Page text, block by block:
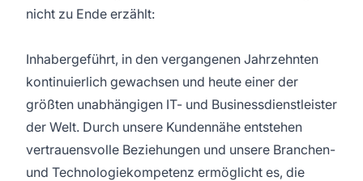
nicht zu Ende erzählt:
Inhabergeführt, in den vergangenen Jahrzehnten
kontinuierlich gewachsen und heute einer der
größten unabhängigen IT- und Businessdienstleister
der Welt. Durch unsere Kundennähe entstehen
vertrauensvolle Beziehungen und unsere Branchen-
und Technologiekompetenz ermöglicht es, die